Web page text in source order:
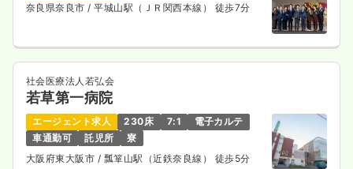
一般＋療養
日勤のみ（常勤） 一時募集休止
給与 23.0万円〜/月
※一例
時間 8:30～17:15
4週8休以上
ブランク可 月給23万円以上可
奈良県奈良市 / 平城山駅（ＪＲ関西本線） 徒歩7分
社会医療法人若弘会
若草第一病院
エージェント求人 230床 7:1
電子カルテ
車通勤可
託児所
寮
大阪府東大阪市 / 瓢箪山駅（近鉄奈良線） 徒歩5分